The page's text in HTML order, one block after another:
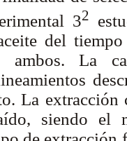
32
del
ambos. La
La extracción
siendo el